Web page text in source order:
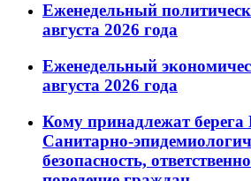
Еженедельный
августа 2026 года
Еженедельный
августа 2026 года
Кому принадлежат берега
Санитарно-
безопасность,